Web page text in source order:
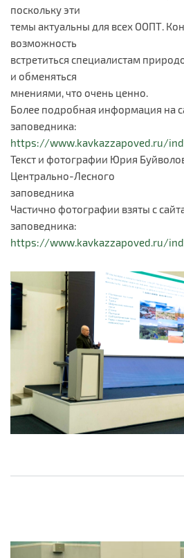
поскольку эти
темы актуальны для всех ООПТ.
возможность
встретиться специалистам
и обменяться
мнениями, что очень ценно.
Более подробная информация на
заповедника:
https://www.kavkazzapoved.ru/
Текст и фотографии Юрия
Центрально-Лесного
заповедника
Частично фотографии взяты с
заповедника:
https://www.kavkazzapoved.ru/